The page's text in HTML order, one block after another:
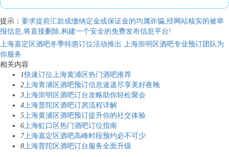
提示： 要求提前汇款或缴纳定金或保证金的均属诈骗,经网站核实的被举
报信息,将直接删除,构建一个安全的免费发布信息平台!
上海嘉定区酒吧冬季特惠订位活动推出 上海崇明区酒吧专业预订团队为
你服务
相关内容
1快速订位上海黄浦区热门酒吧推荐
2上海青浦区酒吧预订信息速递尽享美好夜晚
3上海崇明区酒吧订台攻略助你轻松聚会
4上海普陀区酒吧订房流程详解
5上海黄浦区酒吧预订提升你的社交体验
6上海虹口区热门酒吧订位指南
7上海嘉定区酒吧高峰时段预约必不可少
8上海普陀区酒吧订台服务全面升级